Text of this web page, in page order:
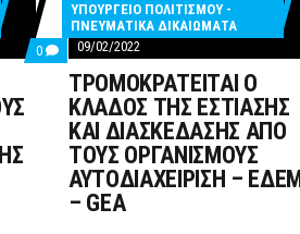
0 COMMENTS
ON
ΕΞΟΝΤΩΣΗ
ΕΠΙΧΕΙΡΗΣΕΩΝ
ΤΟΥΣ
ΟΡΓΑΝΙΣΜΟΥΣ
ΣΥΛΛΟΓΙΚΗΣ
ΔΙΑΧΕΙΡΙΣΗΣ
ΠΝΕΥΜΑΤΙΚΩΝ
ΥΠΟΥΡΓΕΙΟ ΠΟΛΙΤΙΣΜΟΥ -
ΠΝΕΥΜΑΤΙΚΑ ΔΙΚΑΙΩΜΑΤΑ
09/02/2022
ΤΡΟΜΟΚΡΑΤΕΙΤΑΙ Ο
ΚΛΑΔΟΣ ΤΗΣ ΕΣΤΙΑΣΗΣ
ΚΑΙ ΔΙΑΣΚΕΔΑΣΗΣ ΑΠΟ
ΤΟΥΣ ΟΡΓΑΝΙΣΜΟΥΣ
ΑΥΤΟΔΙΑΧΕΙΡΙΣΗ – ΕΔΕΜ
– GEA